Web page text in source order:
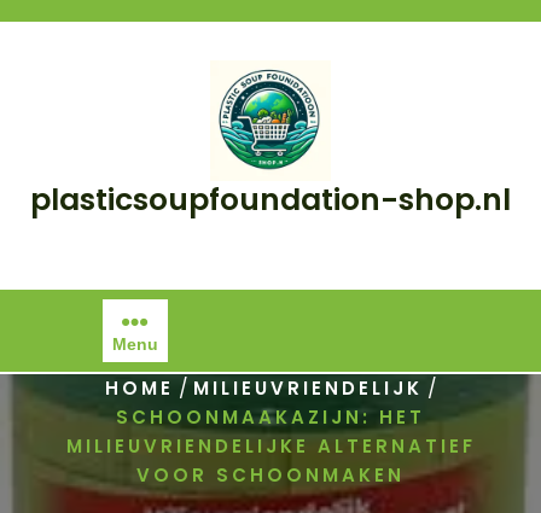
plasticsoupfoundation-shop.nl
Menu
HOME / MILIEUVRIENDELIJK /
SCHOONMAAKAZIJN: HET
MILIEUVRIENDELIJKE ALTERNATIEF
VOOR SCHOONMAKEN